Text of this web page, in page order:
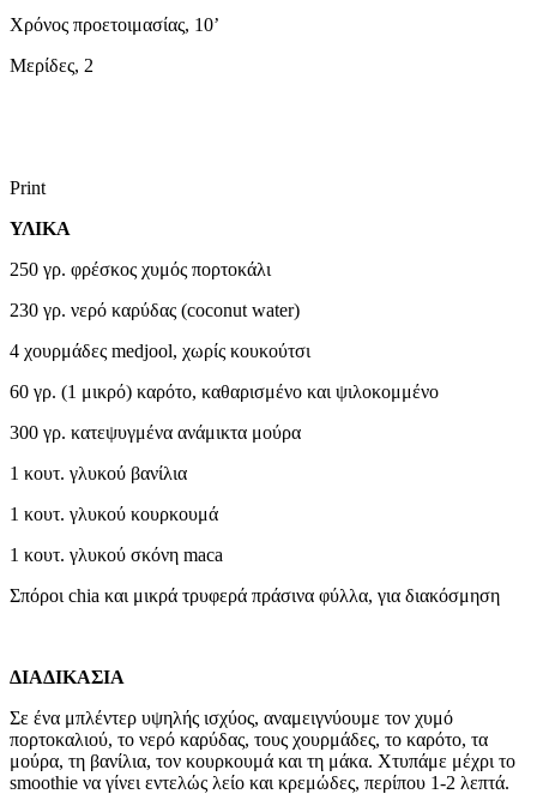
Χρόνος προετοιμασίας, 10’
Μερίδες, 2
Print
ΥΛΙΚΑ
250 γρ. φρέσκος χυμός πορτοκάλι
230 γρ. νερό καρύδας (coconut water)
4 χουρμάδες medjool, χωρίς κουκούτσι
60 γρ. (1 μικρό) καρότο, καθαρισμένο και ψιλοκομμένο
300 γρ. κατεψυγμένα ανάμικτα μούρα
1 κουτ. γλυκού βανίλια
1 κουτ. γλυκού κουρκουμά
1 κουτ. γλυκού σκόνη maca
Σπόροι chia και μικρά τρυφερά πράσινα φύλλα, για διακόσμηση
ΔΙΑΔΙΚΑΣΙΑ
Σε ένα μπλέντερ υψηλής ισχύος, αναμειγνύουμε τον χυμό
πορτοκαλιού, το νερό καρύδας, τους χουρμάδες, το καρότο, τα
μούρα, τη βανίλια, τον κουρκουμά και τη μάκα. Χτυπάμε μέχρι το
smoothie να γίνει εντελώς λείο και κρεμώδες, περίπου 1-2 λεπτά.